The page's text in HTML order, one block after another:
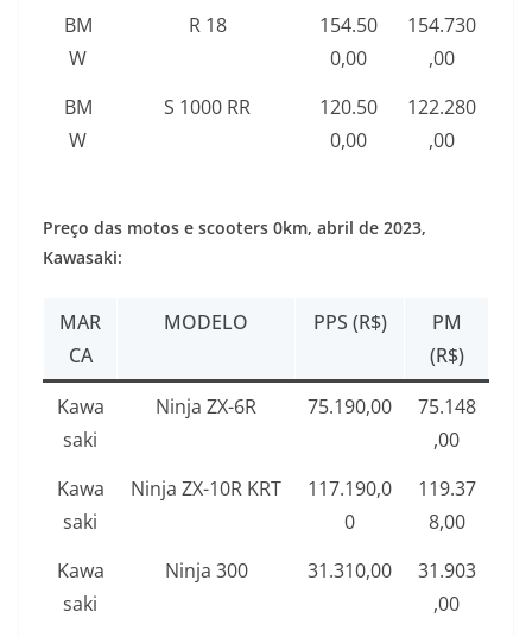
BM
W
R 18
154.50
0,00
154.730
,00
BM
W
S 1000 RR
120.50
0,00
122.280
,00
Preço das motos e scooters 0km, abril de 2023,
Kawasaki:
MAR
CA
MODELO PPS (R$)
PM
(R$)
Kawa
saki
Ninja ZX-6R 75.190,00
75.148
,00
Kawa
saki
Ninja ZX-10R KRT
117.190,0
0
119.37
8,00
Kawa
saki
Ninja 300 31.310,00
31.903
,00